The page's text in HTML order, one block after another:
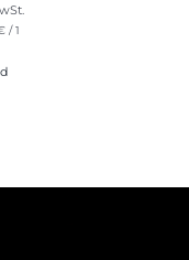
/ 1